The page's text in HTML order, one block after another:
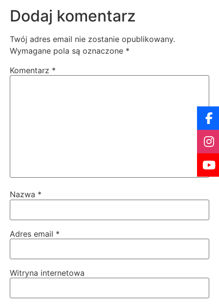
Dodaj komentarz
Twój adres email nie zostanie opublikowany.
Wymagane pola są oznaczone *
Komentarz *
Nazwa *
Adres email *
Witryna internetowa